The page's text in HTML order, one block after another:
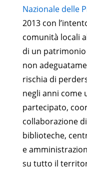
Nazionale delle
2013 con
comunità locali
di un
non
rischia di
negli anni come
partecipato,
collaborazione
biblioteche,
e
su tutto il